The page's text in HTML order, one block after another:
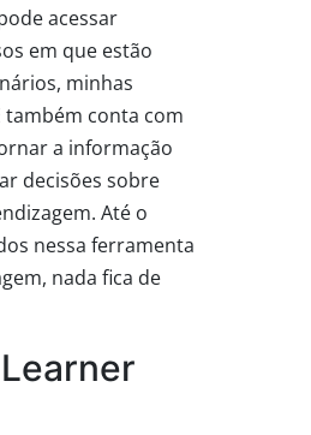
acessar
em que estão
minhas
também conta com
a informação
decisões sobre
Até o
nessa ferramenta
nada fica de